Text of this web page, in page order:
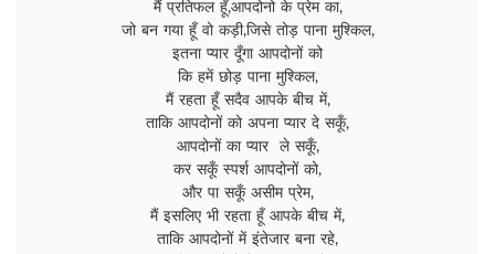
मैं प्रतिफल हूँ,आपदोनो के प्रेम का,
जो बन गया हूँ वो कड़ी,जिसे तोड़ पाना मुश्किल,
इतना प्यार दूँगा आपदोनों को
कि हमें छोड़ पाना मुश्किल,
मैं रहता हूँ सदैव आपके बीच में,
ताकि आपदोनों को अपना प्यार दे सकूँ,
आपदोनों का प्यार ले सकूँ,
कर सकूँ स्पर्श आपदोनों को,
और पा सकूँ असीम प्रेम,
मैं इसलिए भी रहता हूँ आपके बीच में,
ताकि आपदोनों में इंतेजार बना रहे,